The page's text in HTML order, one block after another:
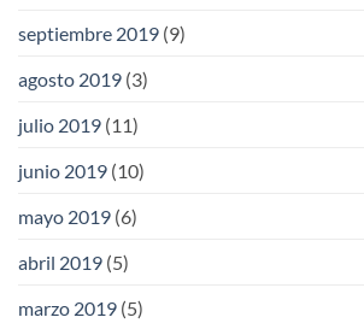
septiembre 2019 (9)
agosto 2019 (3)
julio 2019 (11)
junio 2019 (10)
mayo 2019 (6)
abril 2019 (5)
marzo 2019 (5)